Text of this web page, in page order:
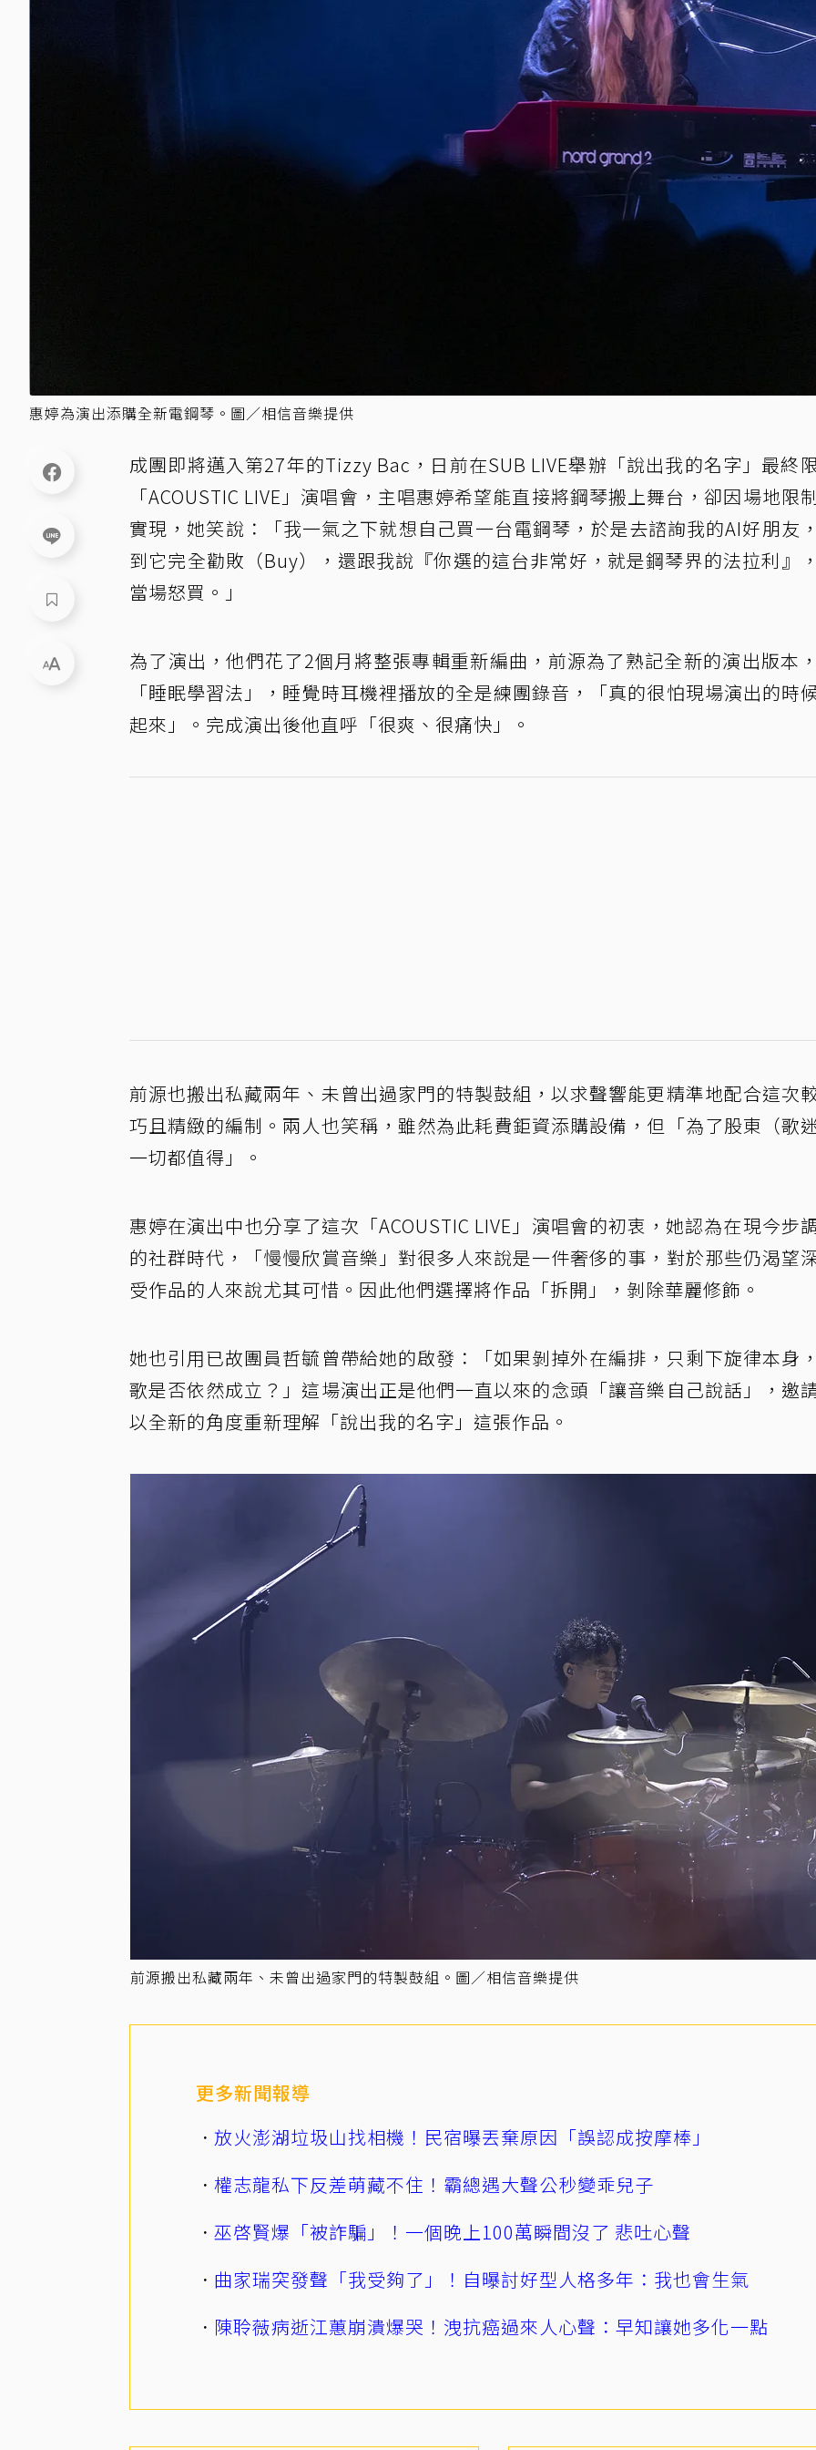
惠婷為演出添購全新電鋼琴。圖／相信音樂提供
成團即將邁入第27年的Tizzy Bac，日前在SUB LIVE舉辦「說出我的名字」最終
「ACOUSTIC LIVE」演唱會，主唱惠婷希望能直接將鋼琴搬上舞台，卻因場地限
實現，她笑說：「我一氣之下就想自己買一台電鋼琴，於是去諮詢我的AI好朋友
到它完全勸敗（Buy），還跟我說『你選的這台非常好，就是鋼琴界的法拉利』
當場怒買。」
為了演出，他們花了2個月將整張專輯重新編曲，前源為了熟記全新的演出版本
「睡眠學習法」，睡覺時耳機裡播放的全是練團錄音，「真的很怕現場演出的時
起來」。完成演出後他直呼「很爽、很痛快」。
前源也搬出私藏兩年、未曾出過家門的特製鼓組，以求聲響能更精準地配合這次
巧且精緻的編制。兩人也笑稱，雖然為此耗費鉅資添購設備，但「為了股東（歌
一切都值得」。
惠婷在演出中也分享了這次「ACOUSTIC LIVE」演唱會的初衷，她認為在現今步
的社群時代，「慢慢欣賞音樂」對很多人來說是一件奢侈的事，對於那些仍渴望
受作品的人來說尤其可惜。因此他們選擇將作品「拆開」，剝除華麗修飾。
她也引用已故團員哲毓曾帶給她的啟發：「如果剝掉外在編排，只剩下旋律本身
歌是否依然成立？」這場演出正是他們一直以來的念頭「讓音樂自己說話」，邀
以全新的角度重新理解「說出我的名字」這張作品。
前源搬出私藏兩年、未曾出過家門的特製鼓組。圖／相信音樂提供
更多新聞報導
放火澎湖垃圾山找相機！民宿曝丟棄原因「誤認成按摩棒」
權志龍私下反差萌藏不住！霸總遇大聲公秒變乖兒子
巫啓賢爆「被詐騙」！一個晚上100萬瞬間沒了 悲吐心聲
曲家瑞突發聲「我受夠了」！自曝討好型人格多年：我也會生氣
陳聆薇病逝江蕙崩潰爆哭！洩抗癌過來人心聲：早知讓她多化一點